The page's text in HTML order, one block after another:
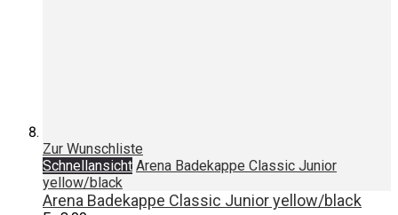
Zur Wunschliste
Schnellansicht Arena Badekappe Classic Junior
yellow/black
Arena Badekappe Classic Junior yellow/black